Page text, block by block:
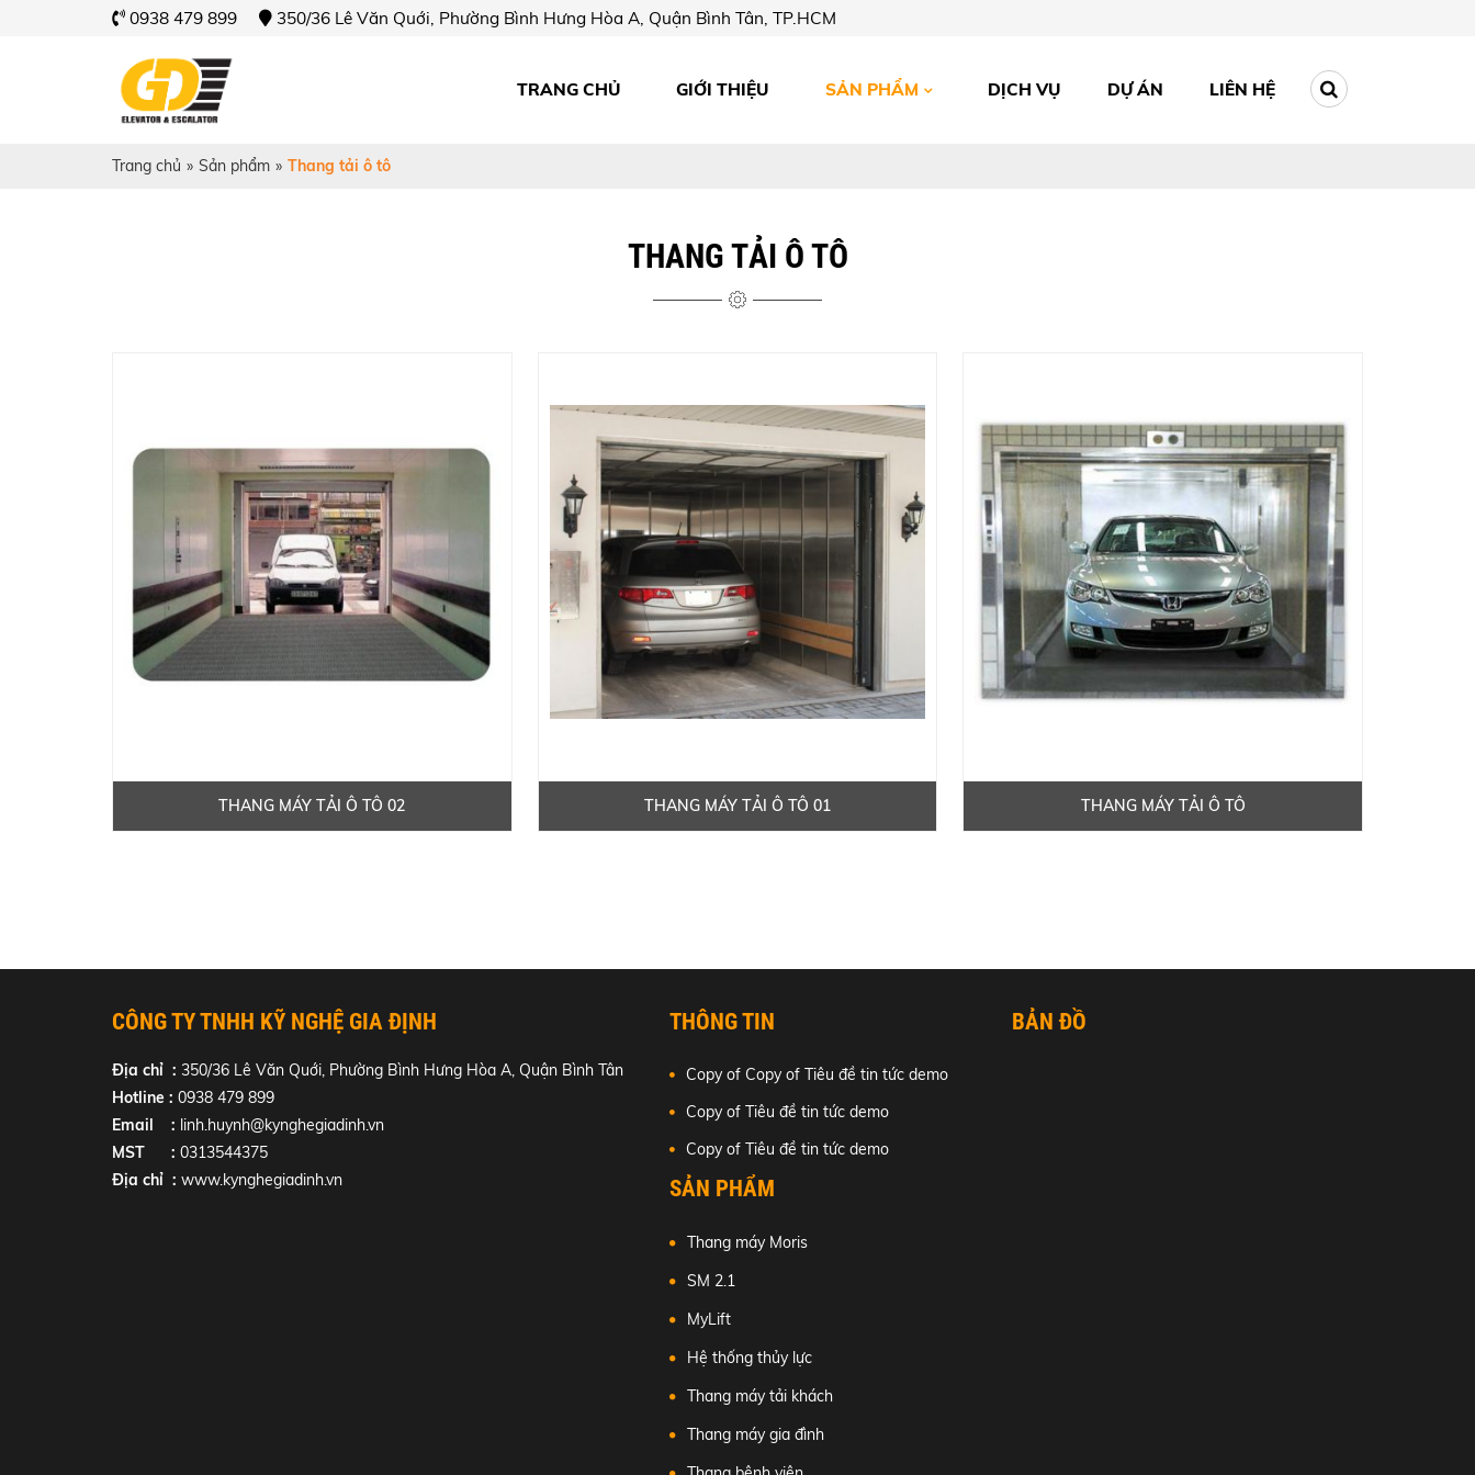
0938 479 899 350/36 Lê Văn Quới, Phường Bình Hưng Hòa A, Quận Bình Tân, TP.HCM
TRANG CHỦ GIỚI THIỆU SẢN PHẨM DỊCH VỤ DỰ ÁN LIÊN HỆ
Trang chủ » Sản phẩm » Thang tải ô tô
THANG TẢI Ô TÔ
THANG MÁY TẢI Ô TÔ 02 THANG MÁY TẢI Ô TÔ 01 THANG MÁY TẢI Ô TÔ
CÔNG TY TNHH KỸ NGHỆ GIA ĐỊNH
Địa chỉ : 350/36 Lê Văn Quới, Phường Bình Hưng Hòa A, Quận Bình Tân
Hotline : 0938 479 899
Email : linh.huynh@kynghegiadinh.vn
MST : 0313544375
Địa chỉ : www.kynghegiadinh.vn
THÔNG TIN
Copy of Copy of Tiêu đề tin tức demo
Copy of Tiêu đề tin tức demo
Copy of Tiêu đề tin tức demo
SẢN PHẨM
Thang máy Moris
SM 2.1
MyLift
Hệ thống thủy lực
Thang máy tải khách
Thang máy gia đình
BẢN ĐỒ